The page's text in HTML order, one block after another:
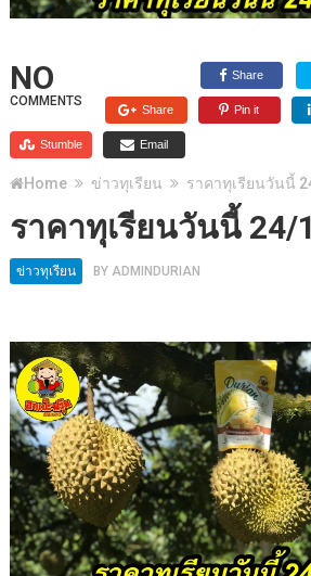
NO
COMMENTS
Share
Share Pin it
Stumble Email
Home ข่าวทุเรียน ราคาทุเรียนวันนี้
ราคาทุเรียนวันนี้ 24/
ข่าวทุเรียน BY ADMINDURIAN